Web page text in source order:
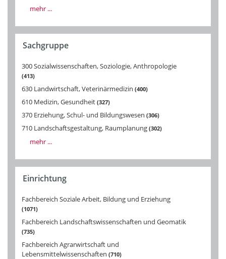
mehr ...
Sachgruppe
300 Sozialwissenschaften, Soziologie, Anthropologie
413
630 Landwirtschaft, Veterinärmedizin 400
610 Medizin, Gesundheit 327
370 Erziehung, Schul- und Bildungswesen 306
710 Landschaftsgestaltung, Raumplanung 302
mehr ...
Einrichtung
Fachbereich Soziale Arbeit, Bildung und Erziehung
1071
Fachbereich Landschaftswissenschaften und Geomatik
735
Fachbereich Agrarwirtschaft und
Lebensmittelwissenschaften 710